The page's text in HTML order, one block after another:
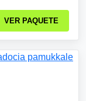
VER PAQUETE